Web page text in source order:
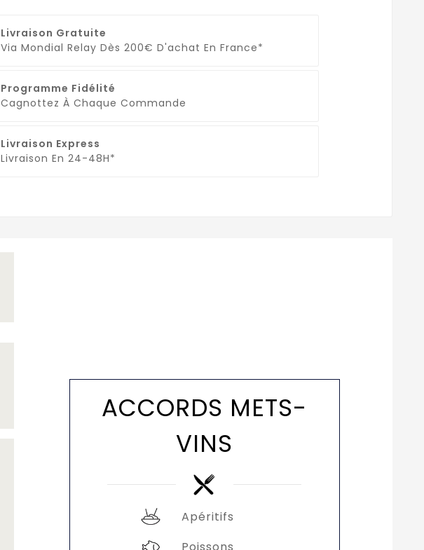
Livraison Gratuite
Via Mondial Relay Dès 200€ D'achat En France*
Programme Fidélité
Cagnottez À Chaque Commande
Livraison Express
Livraison En 24-48H*
ACCORDS METS-
VINS
Apéritifs
Poissons